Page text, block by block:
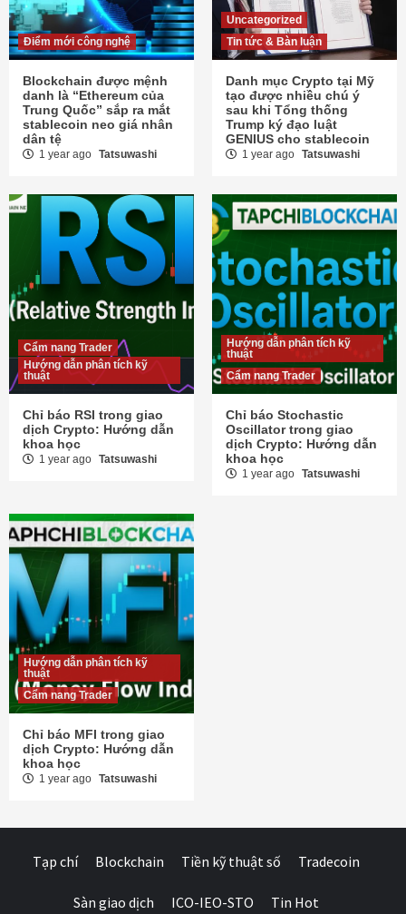
Điểm mới công nghệ
Blockchain được mệnh
danh là “Ethereum của
Trung Quốc” sắp ra mắt
stablecoin neo giá nhân
dân tệ
1 year ago Tatsuwashi
Uncategorized
Tin tức & Bàn luận
Danh mục Crypto tại Mỹ
tạo được nhiều chú ý
sau khi Tổng thống
Trump ký đạo luật
GENIUS cho stablecoin
1 year ago Tatsuwashi
Cẩm nang Trader
Hướng dẫn phân tích kỹ
thuật
Chỉ báo RSI trong giao
dịch Crypto: Hướng dẫn
khoa học
1 year ago Tatsuwashi
Hướng dẫn phân tích kỹ
thuật
Cẩm nang Trader
Chỉ báo Stochastic
Oscillator trong giao
dịch Crypto: Hướng dẫn
khoa học
1 year ago Tatsuwashi
Hướng dẫn phân tích kỹ
thuật
Cẩm nang Trader
Chỉ báo MFI trong giao
dịch Crypto: Hướng dẫn
khoa học
1 year ago Tatsuwashi
Tạp chí Blockchain Tiền kỹ thuật số Tradecoin
Sàn giao dịch ICO-IEO-STO Tin Hot